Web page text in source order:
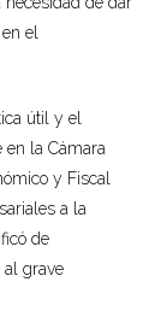
el
útil y el
en la Cámara
y Fiscal
a la
de
al grave